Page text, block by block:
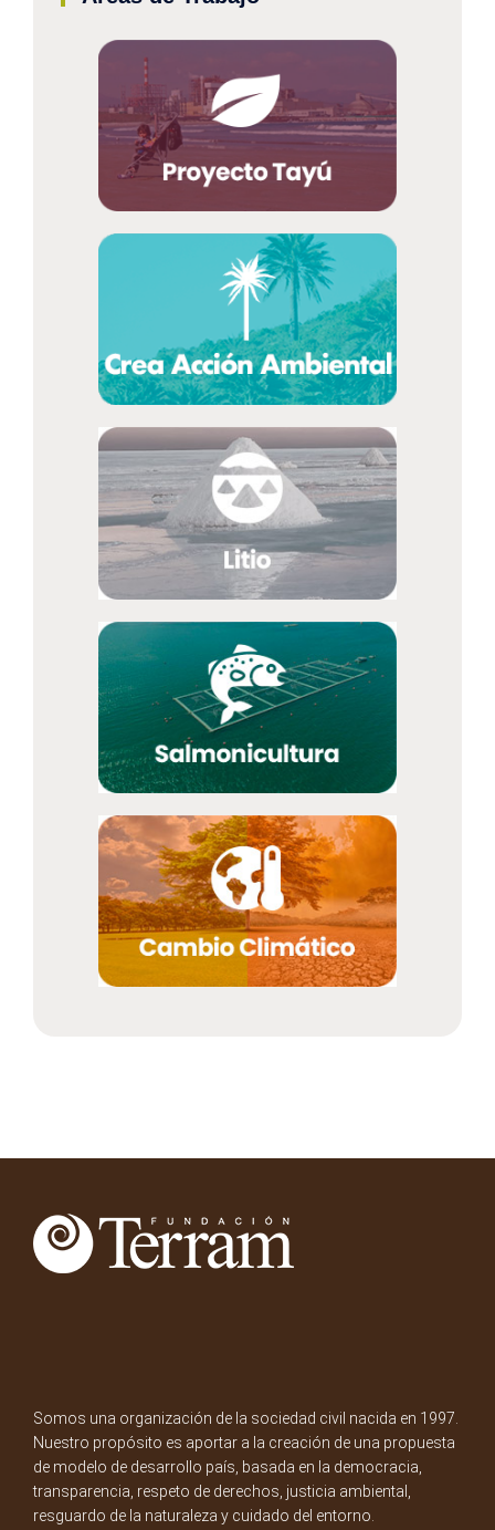
Somos una organización de la sociedad civil nacida en 1997.
Nuestro propósito es aportar a la creación de una propuesta
de modelo de desarrollo país, basada en la democracia,
transparencia, respeto de derechos, justicia ambiental,
resguardo de la naturaleza y cuidado del entorno.